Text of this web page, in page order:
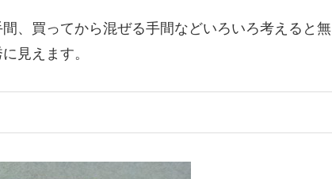
、買ってから混ぜる手間などいろいろ考えると無
見えます。